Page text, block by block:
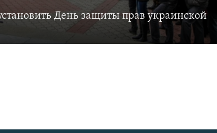
День защиты прав украинской